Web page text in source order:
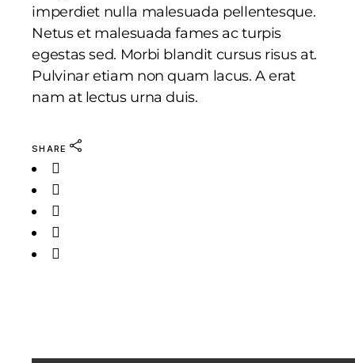
imperdiet nulla malesuada pellentesque.
Netus et malesuada fames ac turpis
egestas sed. Morbi blandit cursus risus at.
Pulvinar etiam non quam lacus. A erat
nam at lectus urna duis.
SHARE